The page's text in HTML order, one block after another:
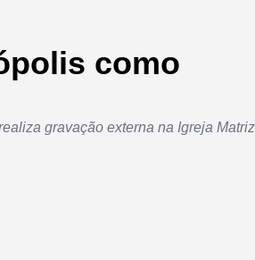
como
gravação externa na Igreja